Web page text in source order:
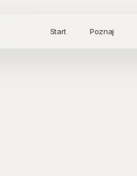
Start Poznaj